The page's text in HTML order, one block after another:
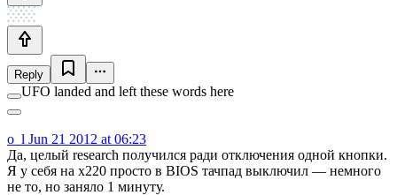
Reply
UFO landed and left these words here
o_l Jun 21 2012 at 06:23
Да, целый research получился ради отключения одной кнопки.
Я у себя на x220 просто в BIOS тачпад выключил — немного
не то, но заняло 1 минуту.